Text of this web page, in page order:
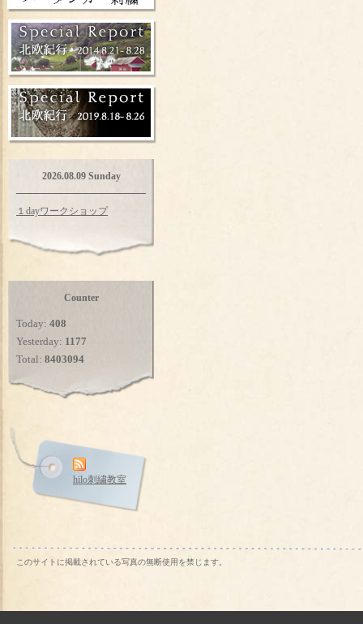
2026.08.09 Sunday
１dayワークショップ
Counter
Today: 408
Yesterday: 1177
Total: 8403094
hilo刺繍教室
このサイトに掲載されている写真の無断使用を禁じます。